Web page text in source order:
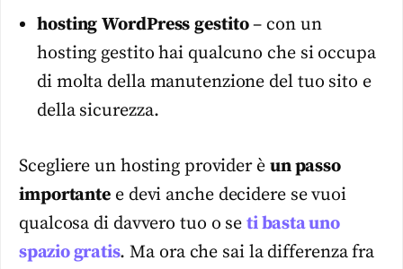
hosting WordPress gestito– con un
hosting gestito hai qualcuno che si occupa
di molta della manutenzione del tuo sito e
della sicurezza.
Scegliere un hosting provider è un passo
importante e devi anche decidere se vuoi
qualcosa di davvero tuo o seti basta uno
spazio gratis. Ma ora che sai la differenza fra